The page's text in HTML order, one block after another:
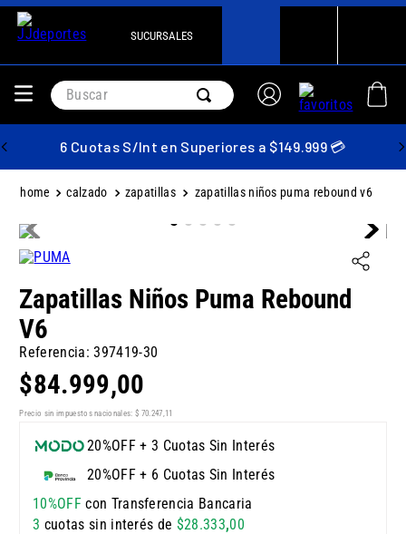
SUCURSALES
Buscar
6 Cuotas S/Int en Superiores a $149.999 💳
calzado zapatillas zapatillas niños puma rebound v6
Zapatillas Niños Puma Rebound
V6
Referencia:397419-30
$84.999,00
Precio sin impuestos nacionales: $ 70.247,11
20%OFF + 3 Cuotas Sin Interés
20%OFF + 6 Cuotas Sin Interés
10%OFFcon Transferencia Bancaria
3 cuotas sin interés de $28.333,00